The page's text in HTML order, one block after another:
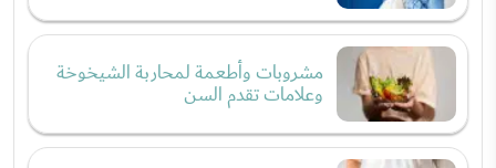
مشروبات وأطعمة لمحاربة الشيخوخة
وعلامات تقدم السن